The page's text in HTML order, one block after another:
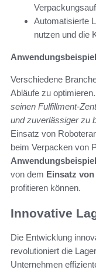
Automatisierte
nutzen und die
Verschiedene
Abläufe zu
seinen Fulfillment-
und zuverlässiger zu
Einsatz von
beim Verpacken von
von dem Einsatz
profitieren können.
Innovative
Die Entwicklung
revolutioniert die
Unternehmen